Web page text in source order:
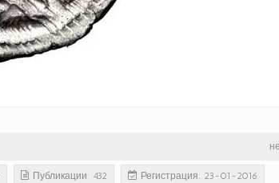
Публикации: 432 Регистрация: 23-01-2016